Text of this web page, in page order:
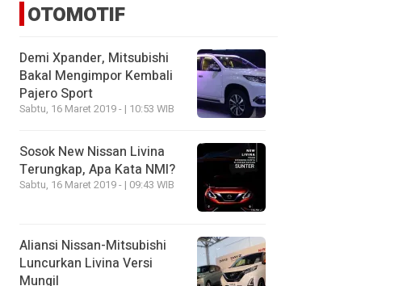
OTOMOTIF
Demi Xpander, Mitsubishi
Bakal Mengimpor Kembali
Pajero Sport
Sabtu, 16 Maret 2019 - | 10:53 WIB
Sosok New Nissan Livina
Terungkap, Apa Kata NMI?
Sabtu, 16 Maret 2019 - | 09:43 WIB
Aliansi Nissan-Mitsubishi
Luncurkan Livina Versi
Mungil